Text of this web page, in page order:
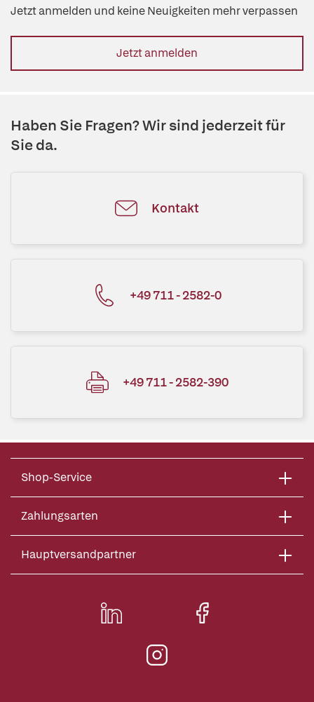
Jetzt anmelden und keine Neuigkeiten mehr verpassen
Jetzt anmelden
Haben Sie Fragen? Wir sind jederzeit für
Sie da.
Kontakt
+49 711 - 2582-0
+49 711 - 2582-390
Shop-Service
Zahlungsarten
Hauptversandpartner